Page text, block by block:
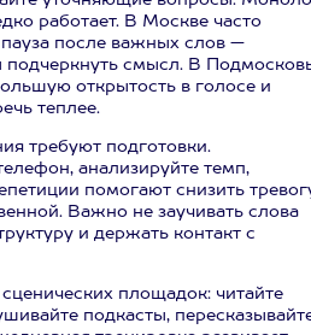
работает. В Москве часто
пауза после важных слов —
подчеркнуть смысл. В
открытость в голосе и
теплее.
требуют подготовки.
анализируйте темп,
помогают снизить
Важно не заучивать слова
и держать контакт с
площадок: читайте
подкасты,